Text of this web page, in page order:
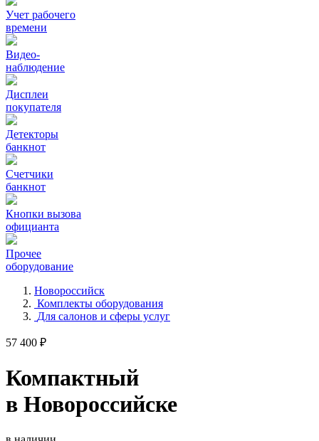
Учет рабочего
времени
Видео‑
наблюдение
Дисплеи
покупателя
Детекторы
банкнот
Счетчики
банкнот
Кнопки вызова
официанта
Прочее
оборудование
Новороссийск
Комплекты оборудования
Для салонов и сферы услуг
57 400 ₽
Компактный
в Новороссийске